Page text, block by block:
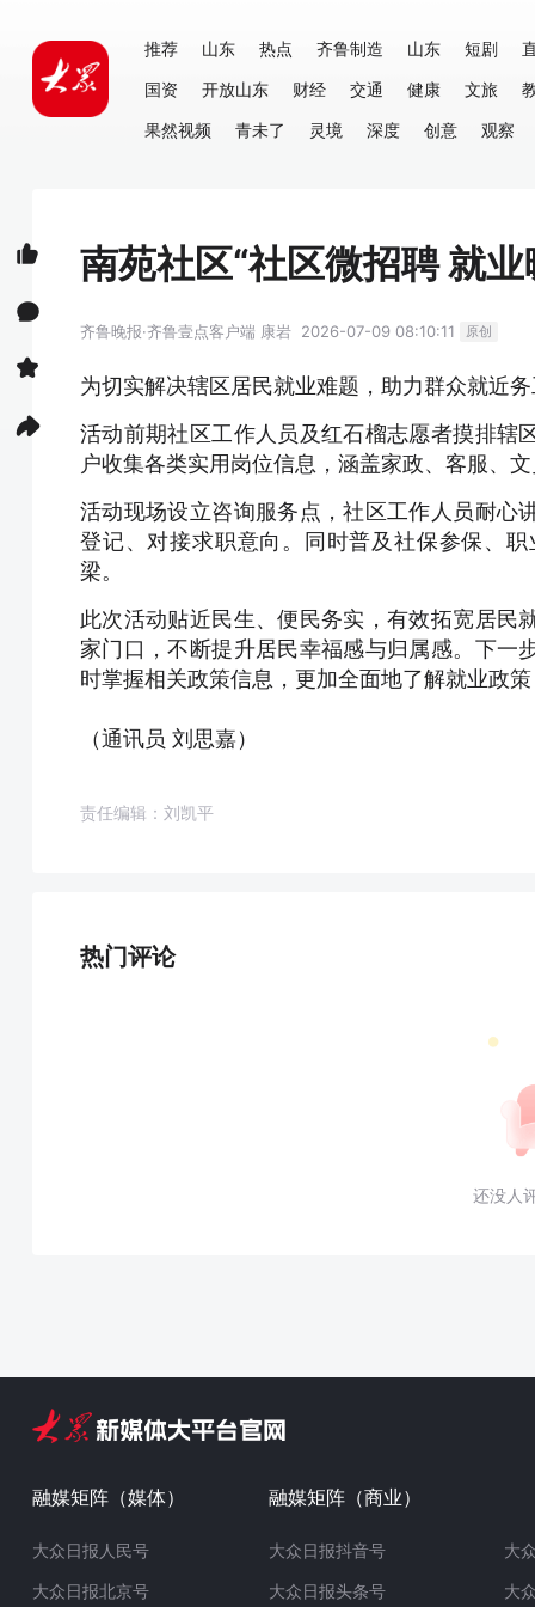
推荐 山东 热点 齐鲁制造 山东 短剧
国资
开放山东 财经 交通 健康 文旅
果然视频
青未了 灵境 深度 创意 观察
南苑社区“社区微招聘 就
齐鲁晚报·齐鲁壹点客户端 康岩 2026-07-09 08:10:11 原创
为切实解决辖区居民就业难题，助力群众就近
活动前期社区工作人员及红石榴志愿者摸排辖
户收集各类实用岗位信息，涵盖家政、客服、
活动现场设立咨询服务点，社区工作人员耐心
登记、对接求职意向。同时普及社保参保、
梁。
此次活动贴近民生、便民务实，有效拓宽居民
家门口，不断提升居民幸福感与归属感。下一
时掌握相关政策信息，更加全面地了解就业政
（通讯员 刘思嘉）
责任编辑：刘凯平
热门评论
还没人
融媒矩阵（媒体）
大众日报人民号
大众日报北京号
融媒矩阵（商业）
大众日报抖音号
大众日报头条号
大
大